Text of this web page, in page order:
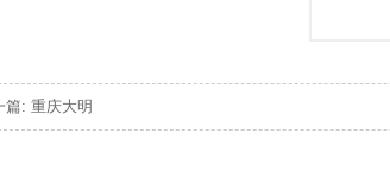
篇: 重庆大明